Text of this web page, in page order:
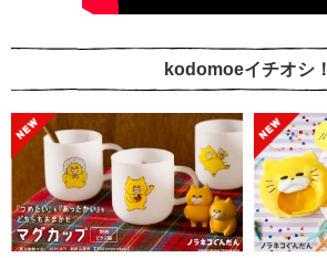
kodomoeイチオシ！